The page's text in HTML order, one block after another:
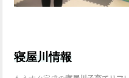
寝屋川情報